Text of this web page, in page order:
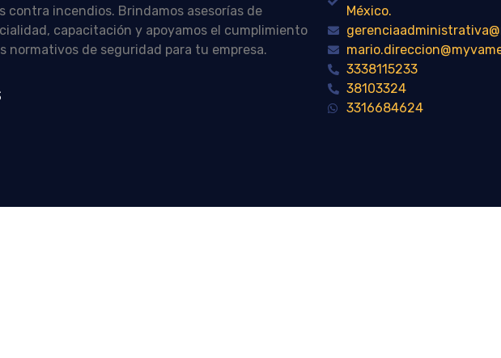
contra incendios. Brindamos asesorías de
capacitación y apoyamos el cumplimiento
normativos de seguridad para tu empresa.
México.
3338115233
38103324
3316684624